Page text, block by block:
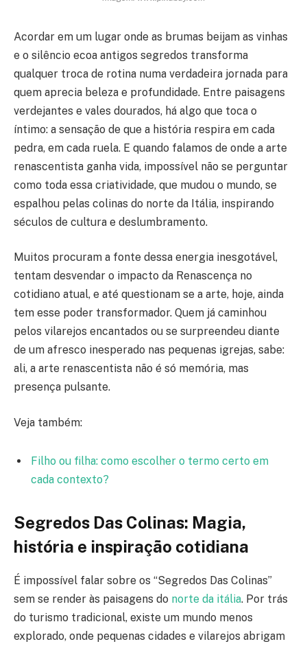
Acordar em um lugar onde as brumas beijam as vinhas
e o silêncio ecoa antigos segredos transforma
qualquer troca de rotina numa verdadeira jornada para
quem aprecia beleza e profundidade. Entre paisagens
verdejantes e vales dourados, há algo que toca o
íntimo: a sensação de que a história respira em cada
pedra, em cada ruela. E quando falamos de onde a arte
renascentista ganha vida, impossível não se perguntar
como toda essa criatividade, que mudou o mundo, se
espalhou pelas colinas do norte da Itália, inspirando
séculos de cultura e deslumbramento.
Muitos procuram a fonte dessa energia inesgotável,
tentam desvendar o impacto da Renascença no
cotidiano atual, e até questionam se a arte, hoje, ainda
tem esse poder transformador. Quem já caminhou
pelos vilarejos encantados ou se surpreendeu diante
de um afresco inesperado nas pequenas igrejas, sabe:
ali, a arte renascentista não é só memória, mas
presença pulsante.
Veja também:
Filho ou filha: como escolher o termo certo em
cada contexto?
Segredos Das Colinas: Magia,
história e inspiração cotidiana
É impossível falar sobre os “Segredos Das Colinas”
sem se render às paisagens do norte da itália. Por trás
do turismo tradicional, existe um mundo menos
explorado, onde pequenas cidades e vilarejos abrigam